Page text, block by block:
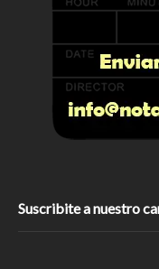
Suscribite a nuestro